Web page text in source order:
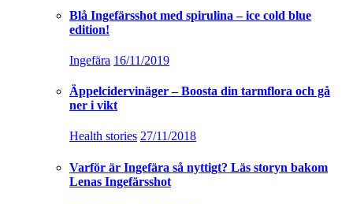
Blå Ingefärsshot med spirulina – ice cold blue
edition!
Ingefära 16/11/2019
Äppelcidervinäger – Boosta din tarmflora och gå
ner i vikt
Health stories 27/11/2018
Varför är Ingefära så nyttigt? Läs storyn bakom
Lenas Ingefärsshot